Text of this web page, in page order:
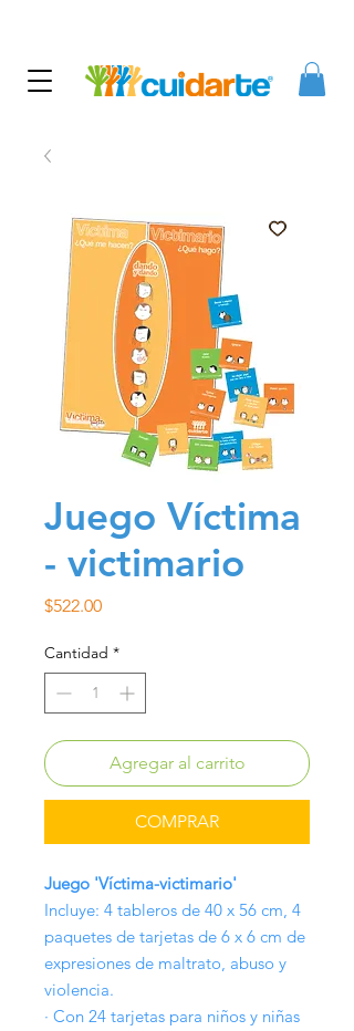
Juego Víctima
- victimario
$522.00Precio
Cantidad *
Agregar al carrito
COMPRAR
Juego 'Víctima-victimario'
Incluye: 4 tableros de 40 x 56 cm, 4
paquetes de tarjetas de 6 x 6 cm de
expresiones de maltrato, abuso y
violencia.
· Con 24 tarjetas para niños y niñas